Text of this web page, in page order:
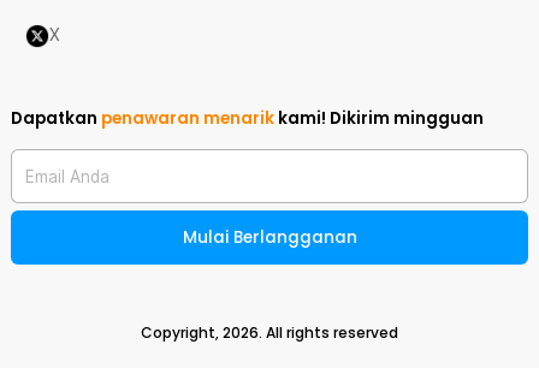
X
Dapatkan penawaran menarik kami! Dikirim mingguan
Email Anda
Mulai Berlangganan
Copyright,2026. All rights reserved